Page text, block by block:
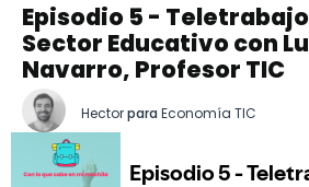
Episodio 5 -
Sector Educativo con
Navarro, Profesor TIC
Hectorpara Economía TIC